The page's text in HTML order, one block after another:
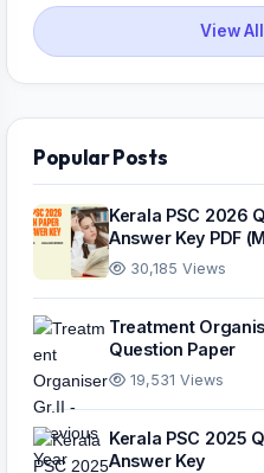
View
Popular Posts
Kerala PSC 2026
Answer Key PDF
30,185 Views
Treatment
Question Paper
19,531 Views
Kerala PSC 2025
Answer Key